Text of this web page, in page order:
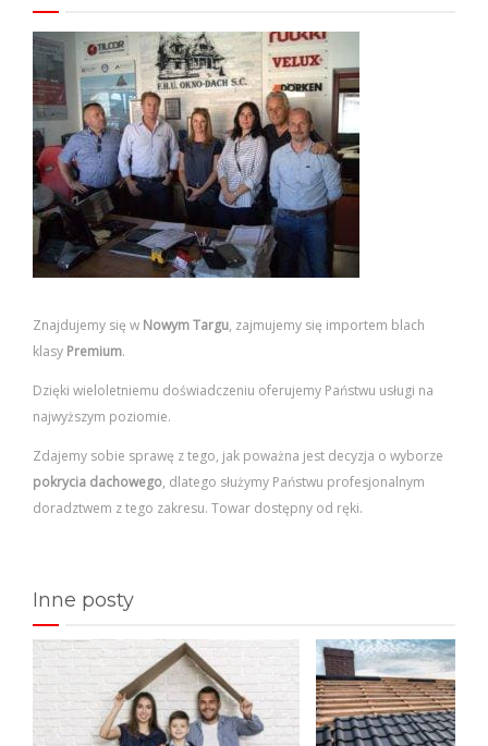
Znajdujemy się w Nowym Targu, zajmujemy się importem blach
klasy Premium.
Dzięki wieloletniemu doświadczeniu oferujemy Państwu usługi na
najwyższym poziomie.
Zdajemy sobie sprawę z tego, jak poważna jest decyzja o wyborze
pokrycia dachowego, dlatego służymy Państwu profesjonalnym
doradztwem z tego zakresu. Towar dostępny od ręki.
Inne posty